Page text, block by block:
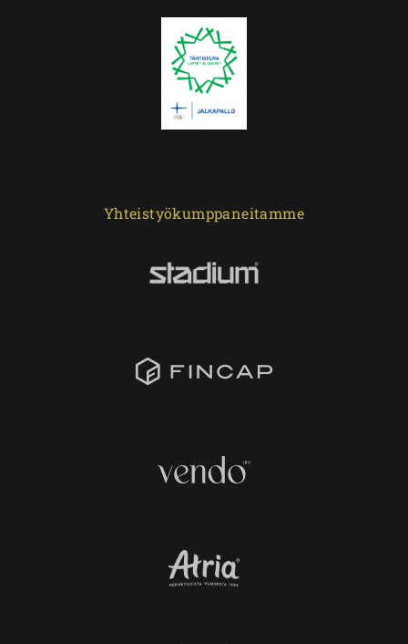
Yhteistyökumppaneitamme